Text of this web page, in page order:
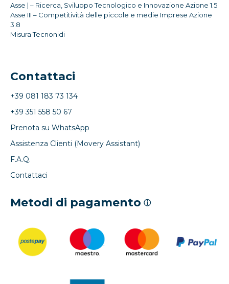
Asse | – Ricerca, Sviluppo Tecnologico e Innovazione Azione 1.5
Asse III – Competitività delle piccole e medie Imprese Azione
3.8
Misura Tecnonidi
Contattaci
+39 081 183 73 134
+39 351 558 50 67
Prenota su WhatsApp
Assistenza Clienti (Movery Assistant)
F.A.Q.
Contattaci
Metodi di pagamento ⓘ